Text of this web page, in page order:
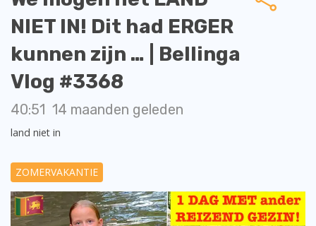
NIET IN! Dit had ERGER
kunnen zijn … | Bellinga
Vlog #3368
40:51 14 maanden geleden
land niet in
ZOMERVAKANTIE